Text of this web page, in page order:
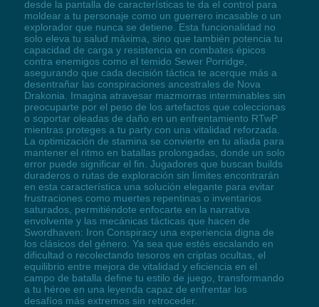
desde la pantalla de características te da el control para
moldear a tu personaje como un guerrero incasable o un
explorador que nunca se detiene. Esta funcionalidad no
solo eleva tu salud máxima, sino que también potencia tu
capacidad de carga y resistencia en combates épicos
contra enemigos como el temido Sewer Porridge,
asegurando que cada decisión táctica te acerque más a
desentrañar las conspiraciones ancestrales de Nova
Drakonia. Imagina atravesar mazmorras interminables sin
preocuparte por el peso de los artefactos que coleccionas
o soportar oleadas de daño en un enfrentamiento RTwP
mientras proteges a tu party con una vitalidad reforzada.
La optimización de stamina se convierte en tu aliada para
mantener el ritmo en batallas prolongadas, donde un solo
error puede significar el fin. Jugadores que buscan builds
duraderos o rutas de exploración sin límites encontrarán
en esta característica una solución elegante para evitar
frustraciones como muertes repentinas o inventarios
saturados, permitiéndote enfocarte en la narrativa
envolvente y las mecánicas tácticas que hacen de
Swordhaven: Iron Conspiracy una experiencia digna de
los clásicos del género. Ya sea que estés escalando en
dificultad o recolectando tesoros en criptas ocultas, el
equilibrio entre mejora de vitalidad y eficiencia en el
campo de batalla define tu estilo de juego, transformando
a tu héroe en una leyenda capaz de enfrentar los
desafíos más extremos sin retroceder.